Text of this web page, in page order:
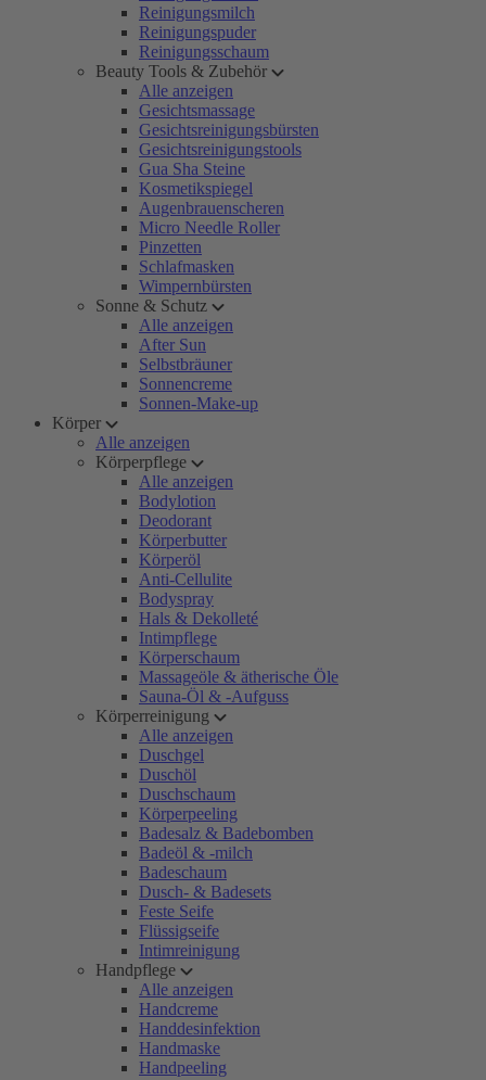
Reinigungsmilch
Reinigungspuder
Reinigungsschaum
Beauty Tools & Zubehör
Alle anzeigen
Gesichtsmassage
Gesichtsreinigungsbürsten
Gesichtsreinigungstools
Gua Sha Steine
Kosmetikspiegel
Augenbrauenscheren
Micro Needle Roller
Pinzetten
Schlafmasken
Wimpernbürsten
Sonne & Schutz
Alle anzeigen
After Sun
Selbstbräuner
Sonnencreme
Sonnen-Make-up
Körper
Alle anzeigen
Körperpflege
Alle anzeigen
Bodylotion
Deodorant
Körperbutter
Körperöl
Anti-Cellulite
Bodyspray
Hals & Dekolleté
Intimpflege
Körperschaum
Massageöle & ätherische Öle
Sauna-Öl & -Aufguss
Körperreinigung
Alle anzeigen
Duschgel
Duschöl
Duschschaum
Körperpeeling
Badesalz & Badebomben
Badeöl & -milch
Badeschaum
Dusch- & Badesets
Feste Seife
Flüssigseife
Intimreinigung
Handpflege
Alle anzeigen
Handcreme
Handdesinfektion
Handmaske
Handpeeling